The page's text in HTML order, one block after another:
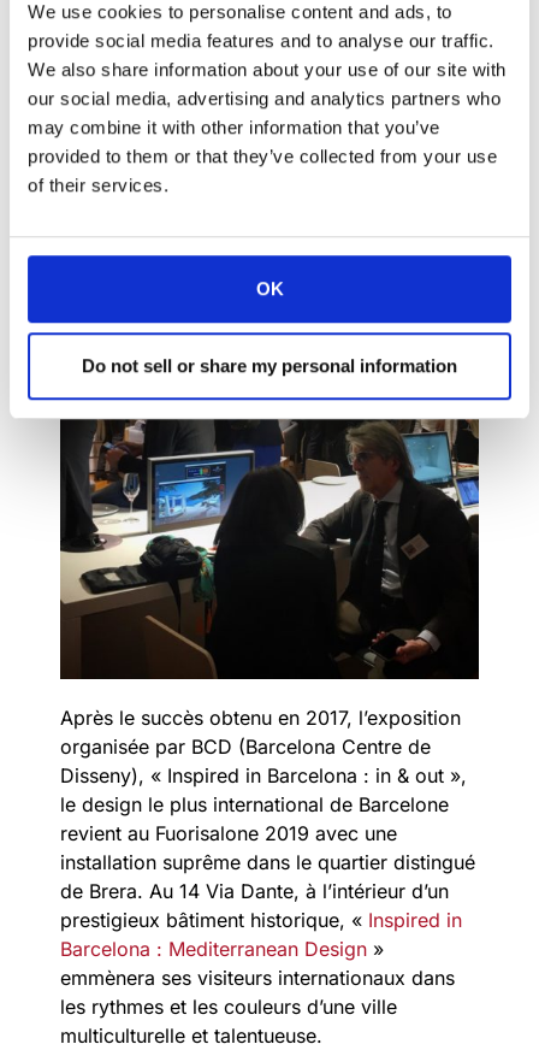
We use cookies to personalise content and ads, to
provide social media features and to analyse our traffic.
We also share information about your use of our site with
our social media, advertising and analytics partners who
may combine it with other information that you’ve
provided to them or that they’ve collected from your use
of their services.
OK
Do not sell or share my personal information
Salone del Mobile et Fuorisalone. Le premier
présente toutes les nouveautés des grandes
marques de mobilier et des designers les plus
talentueux, tandis que le second remplit les
quartiers haut de gamme de la ville
d’expositions, d’événements et du show-
business typique associé à cette prestigieuse
Après le succès obtenu en 2017, l’exposition
organisée par BCD (Barcelona Centre de
Disseny), « Inspired in Barcelona : in & out »,
le design le plus international de Barcelone
revient au Fuorisalone 2019 avec une
installation suprême dans le quartier distingué
de Brera. Au 14 Via Dante, à l’intérieur d’un
prestigieux bâtiment historique, « Inspired in
Barcelona : Mediterranean Design »
emmènera ses visiteurs internationaux dans
les rythmes et les couleurs d’une ville
multiculturelle et talentueuse.